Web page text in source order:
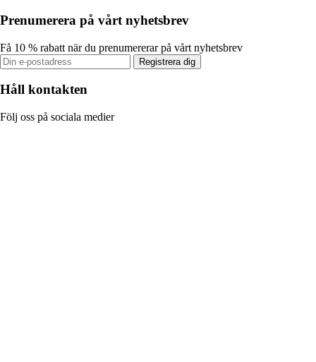
Prenumerera på vårt nyhetsbrev
Få 10 % rabatt när du prenumererar på vårt nyhetsbrev
Registrera dig
Håll kontakten
Följ oss på sociala medier